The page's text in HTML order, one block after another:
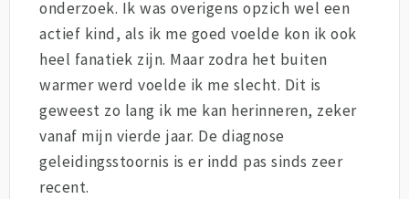
onderzoek. Ik was overigens opzich wel een
actief kind, als ik me goed voelde kon ik ook
heel fanatiek zijn. Maar zodra het buiten
warmer werd voelde ik me slecht. Dit is
geweest zo lang ik me kan herinneren, zeker
vanaf mijn vierde jaar. De diagnose
geleidingsstoornis is er indd pas sinds zeer
recent.